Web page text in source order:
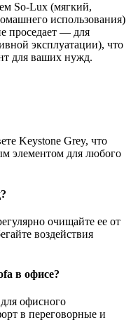
So-Lux (мягкий,
использования)
проседает — для
эксплуатации), что
для ваших нужд.
Keystone Grey, что
элементом для любого
очищайте ее от
воздействия
в офисе?
офисного
в переговорные и